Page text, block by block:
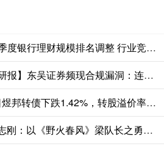
卓信宝配资APP下载 一季度银行理财规模排名调整 行业竞争关键从渠道转向投研能力
宏海配资APP下载 【读研报】东吴证券频现合规漏洞：连吃监管罚单，研报缺失关键风险提示误导投资人
亿正策略 官网 11月17日煜邦转债下跌1.42%，转股溢价率9.1%
金鼎配资平台 老演员王志刚：以《野火春风》梁队长之勇铸《苦菜花》姜永泉之魂